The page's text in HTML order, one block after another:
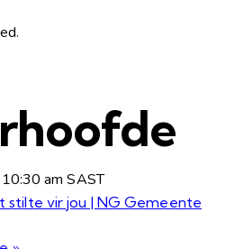
10:30 am SAST
stilte vir jou | NG Gemeente